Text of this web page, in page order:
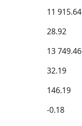
11 915.64
28.92
13 749.46
32.19
146.19
-0.18